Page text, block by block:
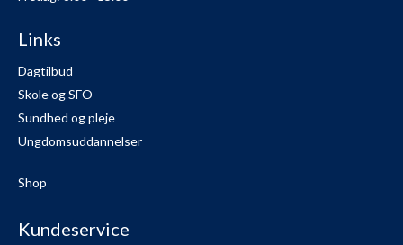
Links
Dagtilbud
Skole og SFO
Sundhed og pleje
Ungdomsuddannelser
Shop
Kundeservice